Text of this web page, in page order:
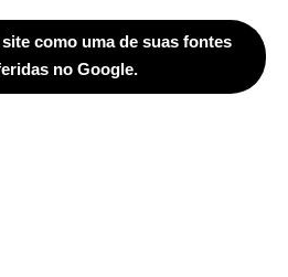
como uma de suas fontes
no Google.